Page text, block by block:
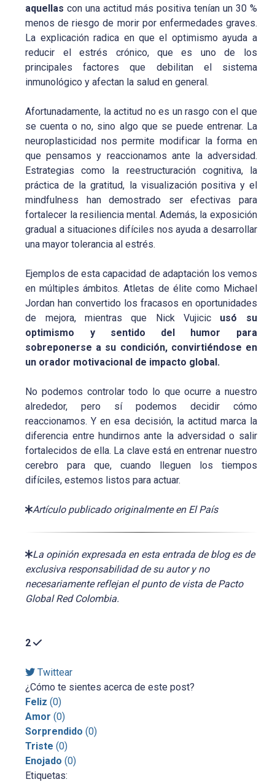
aquellas con una actitud más positiva tenían un 30 %
menos de riesgo de morir por enfermedades graves.
La explicación radica en que el optimismo ayuda a
reducir el estrés crónico, que es uno de los
principales factores que debilitan el sistema
inmunológico y afectan la salud en general.
Afortunadamente, la actitud no es un rasgo con el que
se cuenta o no, sino algo que se puede entrenar. La
neuroplasticidad nos permite modificar la forma en
que pensamos y reaccionamos ante la adversidad.
Estrategias como la reestructuración cognitiva, la
práctica de la gratitud, la visualización positiva y el
mindfulness han demostrado ser efectivas para
fortalecer la resiliencia mental. Además, la exposición
gradual a situaciones difíciles nos ayuda a desarrollar
una mayor tolerancia al estrés.
Ejemplos de esta capacidad de adaptación los vemos
en múltiples ámbitos. Atletas de élite como Michael
Jordan han convertido los fracasos en oportunidades
de mejora, mientras que Nick Vujicic usó su
optimismo y sentido del humor para
sobreponerse a su condición, convirtiéndose en
un orador motivacional de impacto global.
No podemos controlar todo lo que ocurre a nuestro
alrededor, pero sí podemos decidir cómo
reaccionamos. Y en esa decisión, la actitud marca la
diferencia entre hundirnos ante la adversidad o salir
fortalecidos de ella. La clave está en entrenar nuestro
cerebro para que, cuando lleguen los tiempos
difíciles, estemos listos para actuar.
Artículo publicado originalmente en El País
La opinión expresada en esta entrada de blog es de
exclusiva responsabilidad de su autor y no
necesariamente reflejan el punto de vista de Pacto
Global Red Colombia.
2
Twittear
¿Cómo te sientes acerca de este post?
Feliz (0)
Amor (0)
Sorprendido (0)
Triste (0)
Enojado (0)
Etiquetas: